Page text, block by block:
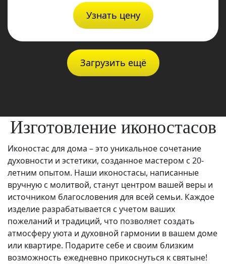
Узнать цену
Загрузить ещё
Изготовление иконостасов
Иконостас для дома – это уникальное сочетание
духовности и эстетики, созданное мастером с 20-
летним опытом. Наши иконостасы, написанные
вручную с молитвой, станут центром вашей веры и
источником благословения для всей семьи. Каждое
изделие разрабатывается с учетом ваших
пожеланий и традиций, что позволяет создать
атмосферу уюта и духовной гармонии в вашем доме
или квартире. Подарите себе и своим близким
возможность ежедневно прикоснуться к святыне!